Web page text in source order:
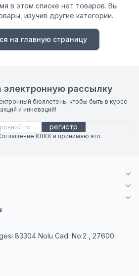
в этом списке нет товаров. Вы
изучив другие категории.
на главную страницу
электронную рассылку
бюллетень, чтобы быть в курсе
акций и инноваций!
регистр
КВККи принимаю это.
83304 Nolu Cad. No:2 , 27600